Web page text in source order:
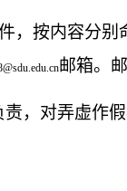
，按内容分
邮箱。
，对弄虚作